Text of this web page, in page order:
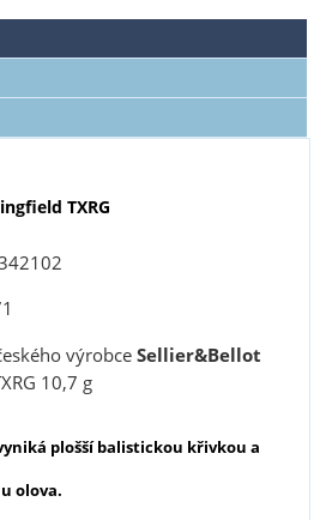
TXRG
výrobceSellier&Bellot
10,7 g
plošší balistickou křivkou a
olova.